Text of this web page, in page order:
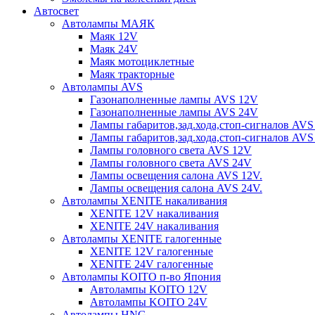
Автосвет
Автолампы МАЯК
Маяк 12V
Маяк 24V
Маяк мотоциклетные
Маяк тракторные
Автолампы AVS
Газонаполненные лампы AVS 12V
Газонаполненные лампы AVS 24V
Лампы габаритов,зад.хода,стоп-сигналов
Лампы габаритов,зад.хода,стоп-сигналов
Лампы головного света AVS 12V
Лампы головного света AVS 24V
Лампы освещения салона AVS 12V.
Лампы освещения салона AVS 24V.
Автолампы XENITE накаливания
XENITE 12V накаливания
XENITE 24V накаливания
Автолампы XENITE галогенные
XENITE 12V галогенные
XENITE 24V галогенные
Автолампы KOITO п-во Япония
Автолампы KOITO 12V
Автолампы KOITO 24V